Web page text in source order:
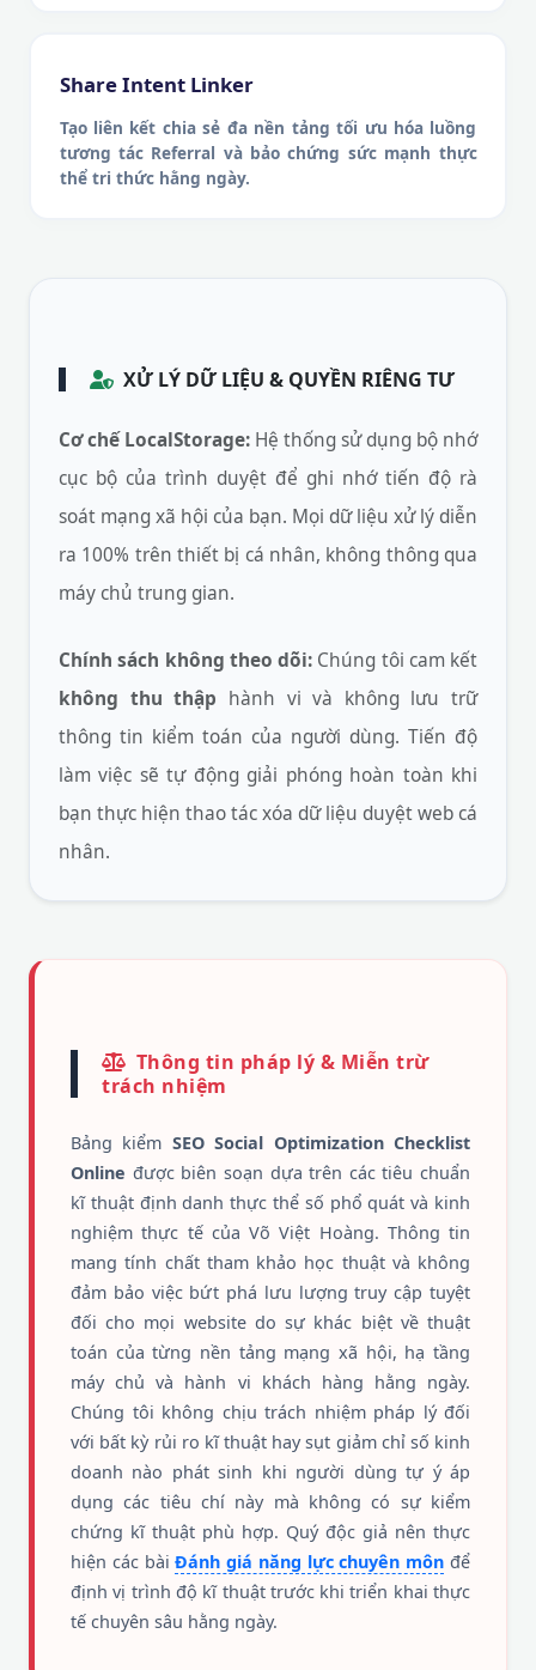
Share Intent Linker
Tạo liên kết chia sẻ đa nền tảng tối ưu hóa luồng
tương tác Referral và bảo chứng sức mạnh thực
thể tri thức hằng ngày.
XỬ LÝ DỮ LIỆU & QUYỀN RIÊNG TƯ
Cơ chế LocalStorage: Hệ thống sử dụng bộ nhớ
cục bộ của trình duyệt để ghi nhớ tiến độ rà
soát mạng xã hội của bạn. Mọi dữ liệu xử lý diễn
ra 100% trên thiết bị cá nhân, không thông qua
máy chủ trung gian.
Chính sách không theo dõi: Chúng tôi cam kết
không thu thập hành vi và không lưu trữ
thông tin kiểm toán của người dùng. Tiến độ
làm việc sẽ tự động giải phóng hoàn toàn khi
bạn thực hiện thao tác xóa dữ liệu duyệt web cá
nhân.
Thông tin pháp lý & Miễn trừ
trách nhiệm
Bảng kiểm SEO Social Optimization Checklist
Online được biên soạn dựa trên các tiêu chuẩn
kĩ thuật định danh thực thể số phổ quát và kinh
nghiệm thực tế của Võ Việt Hoàng. Thông tin
mang tính chất tham khảo học thuật và không
đảm bảo việc bứt phá lưu lượng truy cập tuyệt
đối cho mọi website do sự khác biệt về thuật
toán của từng nền tảng mạng xã hội, hạ tầng
máy chủ và hành vi khách hàng hằng ngày.
Chúng tôi không chịu trách nhiệm pháp lý đối
với bất kỳ rủi ro kĩ thuật hay sụt giảm chỉ số kinh
doanh nào phát sinh khi người dùng tự ý áp
dụng các tiêu chí này mà không có sự kiểm
chứng kĩ thuật phù hợp. Quý độc giả nên thực
hiện các bàiĐánh giá năng lực chuyên môn để
định vị trình độ kĩ thuật trước khi triển khai thực
tế chuyên sâu hằng ngày.